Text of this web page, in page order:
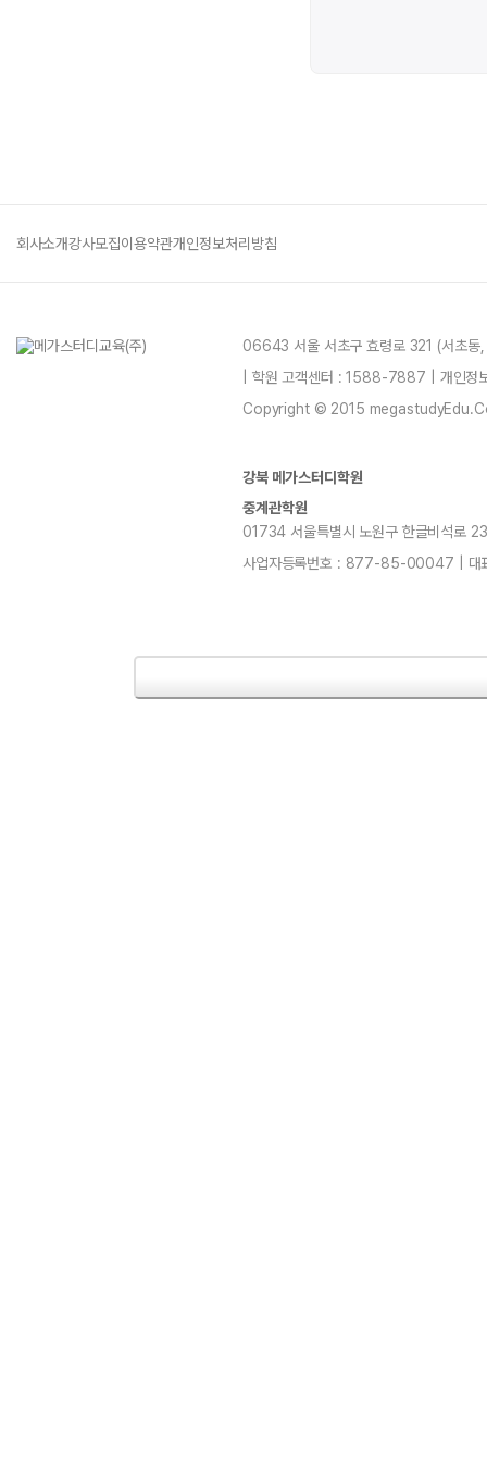
회사소개강사모집이용약관개인정보처리방침
06643 서울 서초구 효령로 321 (서초
| 학원 고객센터 : 1588-7887 | 개인
Copyright © 2015
강북 메가스터디학원
중계관학원
01734 서울특별시 노원구 한글비석
사업자등록번호 : 877-85-00047 | 대